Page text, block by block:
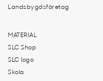
Landsbygdsföretag
MATERIAL
SLC Shop
SLC logo
Skola